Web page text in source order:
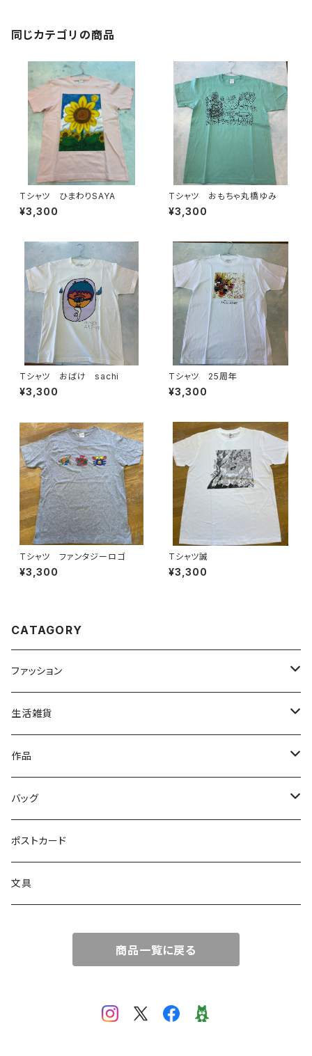
同じカテゴリの商品
Tシャツ ひまわりSAYA
¥3,300
Tシャツ おもちゃ丸橋ゆみ
¥3,300
Tシャツ おばけ sachi
¥3,300
Tシャツ 25周年
¥3,300
Tシャツ ファンタジーロゴ
¥3,300
Tシャツ誠
¥3,300
CATAGORY
ファッション
トップス
ファッション雑貨
生活雑貨
文具
作品
読み物
絵画
バッグ
トートバッグ
サコッシュ
ポストカード
文具
商品一覧に戻る